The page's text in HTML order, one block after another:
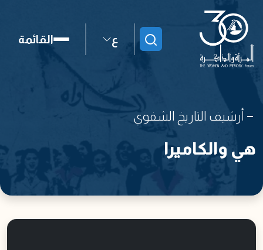
ع القائمة
أرشيف التاريخ الشفوي
هي والكاميرا